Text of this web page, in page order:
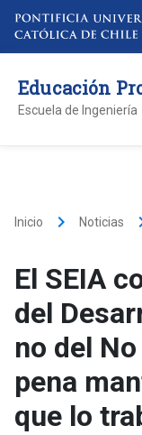
Educación
Escuela de Ingeniería
Inicio keyboard_arrow_right Noticias
El SEIA
del
no del
pena
que lo